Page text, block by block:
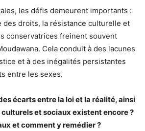
les défis demeurent importants :
des droits, la résistance culturelle et
conservatrices freinent souvent
Cela conduit à des lacunes
et à des inégalités persistantes
entre les sexes.
écarts entre la loi et la réalité, ainsi
et sociaux existent encore ?
et comment y remédier ?